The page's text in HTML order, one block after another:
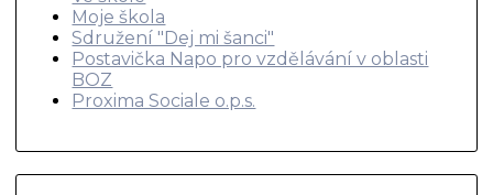
Moje škola
Sdružení "Dej mi šanci"
Postavička Napo pro vzdělávání v oblasti
BOZ
Proxima Sociale o.p.s.